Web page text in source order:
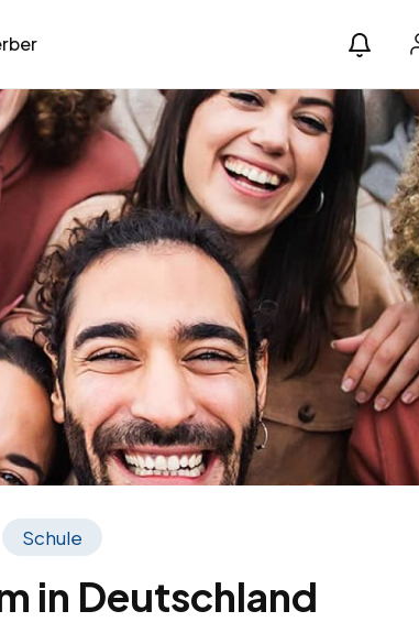
Schule
in Deutschland